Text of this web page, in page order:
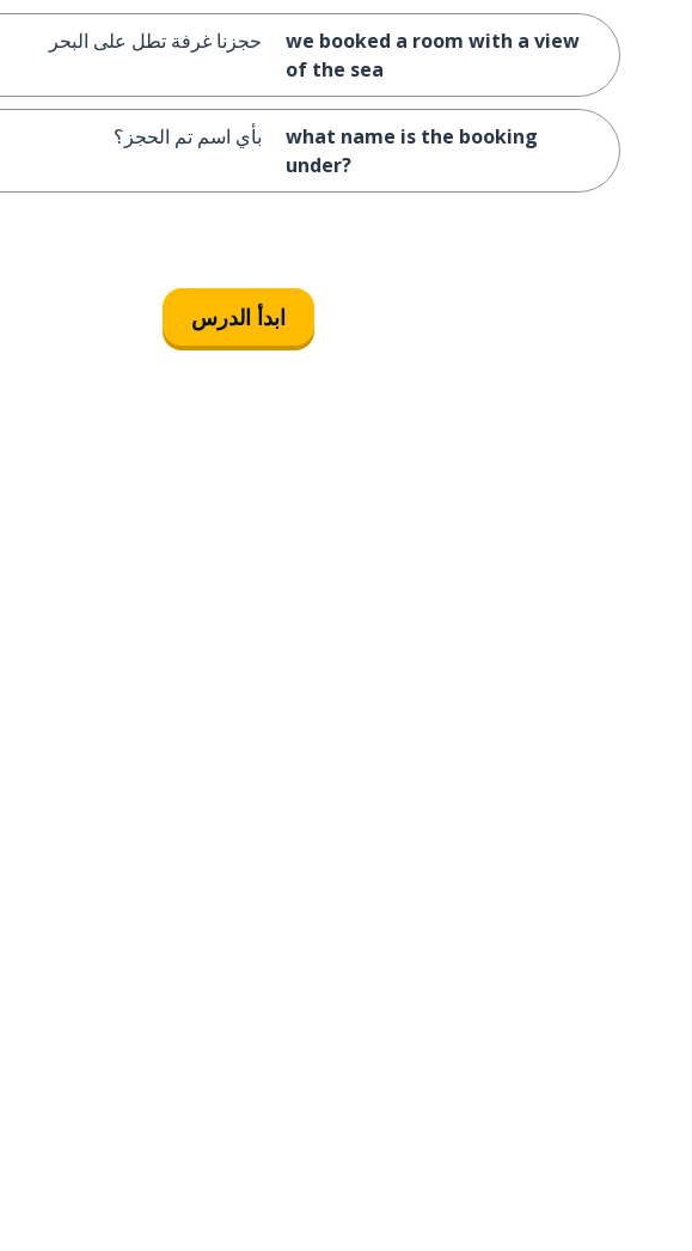
we booked a room with a view
of the sea
حجزنا غرفة تطل على البحر
what name is the booking
under?
بأي اسم تم الحجز؟
ابدأ الدرس